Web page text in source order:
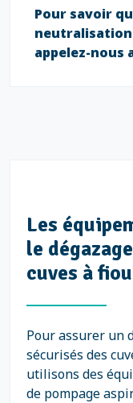
Pour savoir
neutralisation
appelez-nous
Les
le
cuves à
Pour assurer un
sécurisés des
utilisons des
de pompage